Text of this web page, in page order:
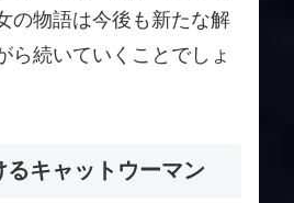
の物語は今後も新たな解
ら続いていくことでしょ
キャットウーマン